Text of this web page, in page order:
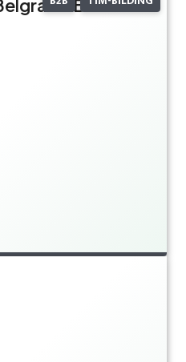
Business